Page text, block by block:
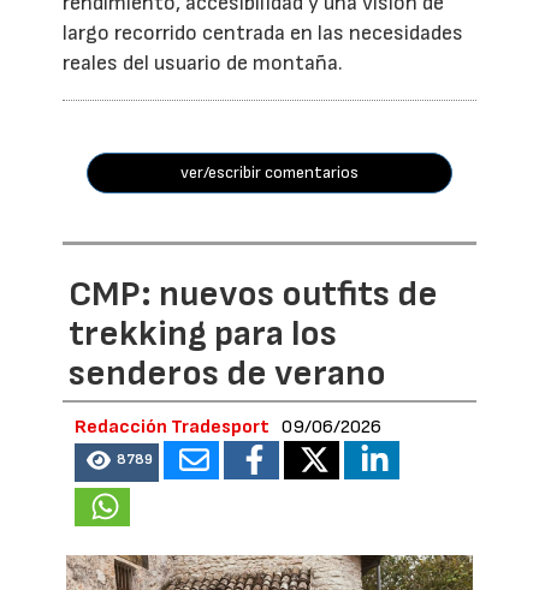
largo recorrido centrada en las necesidades
reales del usuario de montaña.
ver/escribir comentarios
CMP: nuevos outfits de
trekking para los
senderos de verano
Redacción Tradesport 09/06/2026
8789